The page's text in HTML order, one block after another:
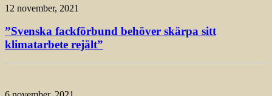
12 november, 2021
”Svenska fackförbund behöver skärpa sitt
klimatarbete rejält”